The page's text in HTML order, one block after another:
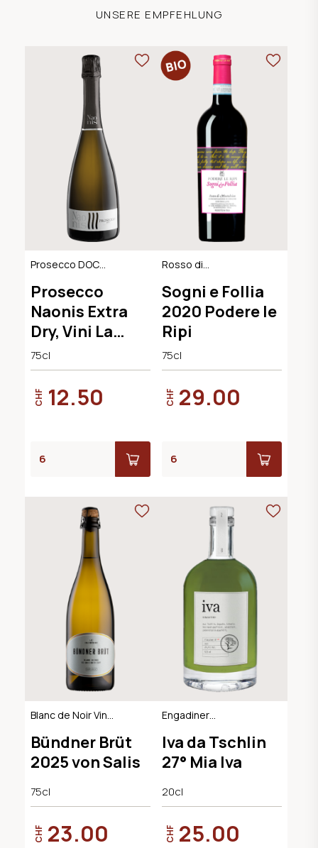
UNSERE EMPFEHLUNG
Prosecco DOC
Prosecco
Naonis Extra
Dry, Vini La
Delizia
75cl
CHF 12.50
Rosso di
BIO-Demeter
Sogni e Follia
2020 Podere le
Ripi
75cl
CHF 29.00
Blanc de Noir Vin
Graubünden
Bündner Brüt
2025 von Salis
75cl
CHF 23.00
Engadiner
Iva da Tschlin
27° Mia Iva
20cl
CHF 25.00